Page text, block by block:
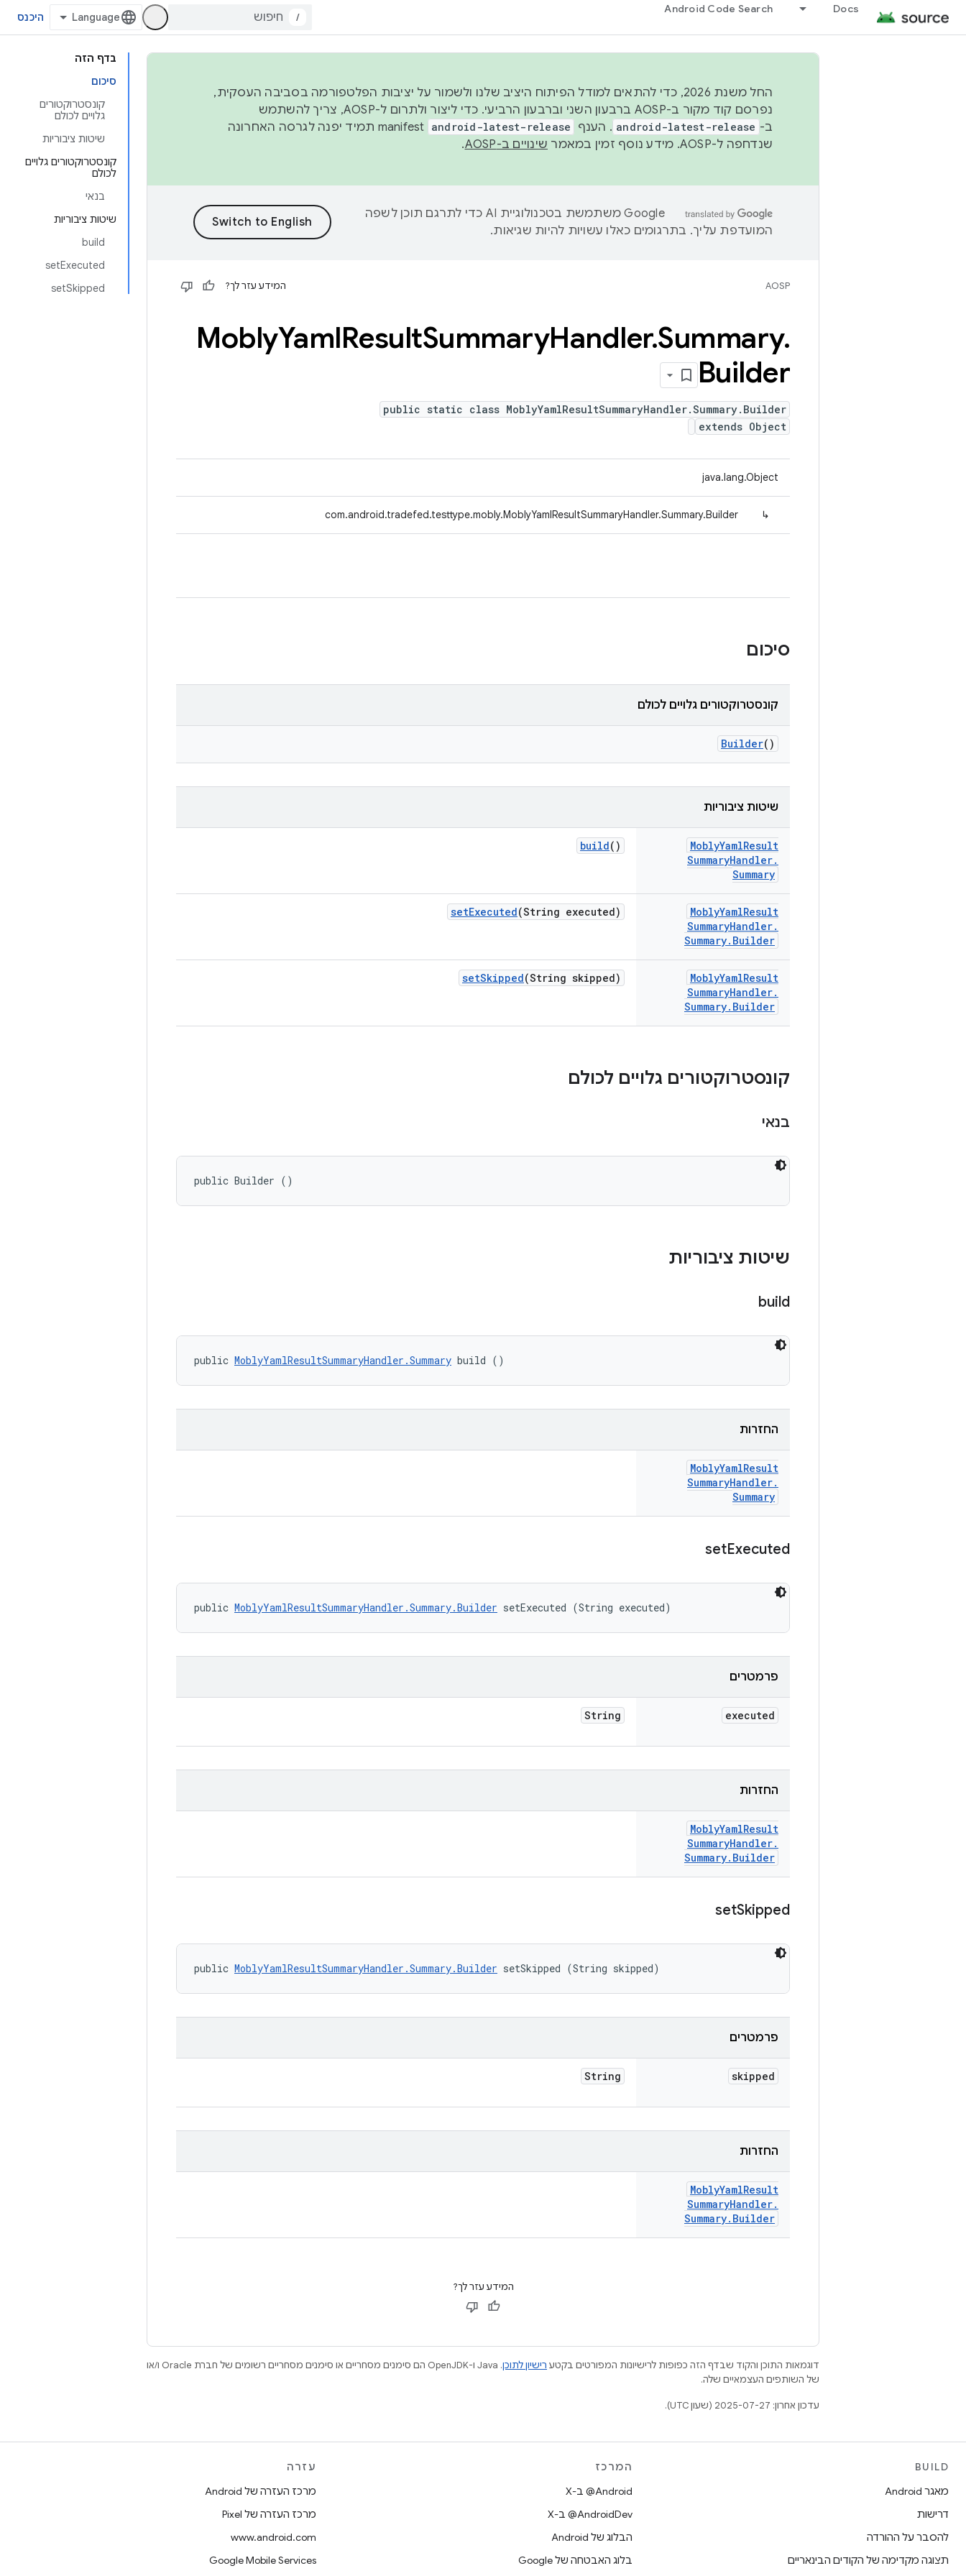
Docs
Android Code Search
/ היכנס
בדף הזה
סיכום
קונסטרוקטורים
גלויים לכולם
שיטות ציבוריות
קונסטרוקטורים גלויים
לכולם
בנאי
שיטות ציבוריות
build
setExecuted
setSkipped
החל משנת 2026, כדי להתאים למודל הפיתוח היציב שלנו ולשמור על יציבות הפלטפורמה בסביבה העסקית,
נפרסם קוד מקור ב-AOSP ברבעון השני וברבעון הרביעי. כדי ליצור ולתרום ל-AOSP, צריך להשתמש
ב- android-latest-release . הענף android-latest-release
manifest תמיד יפנה לגרסה האחרונה
שנדחפה ל-AOSP. מידע נוסף זמין במאמר
שינויים ב-AOSP .
‫Google משתמשת בטכנולוגיית AI כדי לתרגם תוכן לשפה
המועדפת עליך. בתרגומים כאלו עשויות להיות שגיאות.
AOSP המידע עזר לך?
MoblyYamlResultSummaryHandler.Summary.
Builder
public static class MoblyYamlResultSummaryHandler.Summary.Builder
extends Object
java.lang.Object
↳
com.android.tradefed.testtype.mobly.MoblyYamlResultSummaryHandler.Summary.Builder
סיכום
קונסטרוקטורים גלויים לכולם
Builder()
שיטות ציבוריות
MoblyYamlResult
SummaryHandler.
Summary
build()
MoblyYamlResult
SummaryHandler.
Summary. Builder
setExecuted(String executed)
MoblyYamlResult
SummaryHandler.
Summary. Builder
setSkipped(String skipped)
קונסטרוקטורים גלויים לכולם
בנאי
public Builder ()
שיטות ציבוריות
build
public MoblyYamlResultSummaryHandler.Summary build ()
החזרות
MoblyYamlResult
SummaryHandler.
Summary
setExecuted
public MoblyYamlResultSummaryHandler.Summary.Builder setExecuted (String executed)
פרמטרים
executed
String
החזרות
MoblyYamlResult
SummaryHandler.
Summary. Builder
setSkipped
public MoblyYamlResultSummaryHandler.Summary.Builder setSkipped (String skipped)
פרמטרים
skipped
String
החזרות
MoblyYamlResult
SummaryHandler.
Summary. Builder
המידע עזר לך?
דוגמאות התוכן והקוד שבדף הזה כפופות לרישיונות המפורטים בקטע רישיון לתוכן
.‏ Java ו-OpenJDK הם סימנים מסחריים או סימנים מסחריים רשומים של חברת Oracle ו/או
של השותפים העצמאיים שלה.
עדכון אחרון: 2025-07-27 (שעון UTC).
BUILD
מאגר Android
דרישות
להסבר על ההורדה
תצוגה מקדימה של הקודים הבינאריים
המרכז
‫‎@Android ב-X
‫‎@AndroidDev ב-X
הבלוג של Android
בלוג האבטחה של Google
עזרה
מרכז העזרה של Android
מרכז העזרה של Pixel
www.android.com
Google Mobile Services